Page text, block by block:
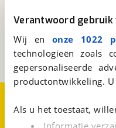
Verantwoord gebruik
Wij en onze 1022
technologieën zoals
gepersonaliseerde
productontwikkeling.
Als u het toestaat,
Informatie
Kosterijland15
Een initiatief van
BOVAG
Cookievoorkeuren